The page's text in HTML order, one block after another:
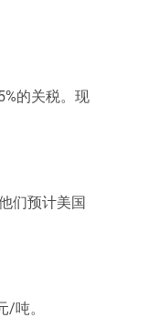
的关税。现
们预计美国
吨。